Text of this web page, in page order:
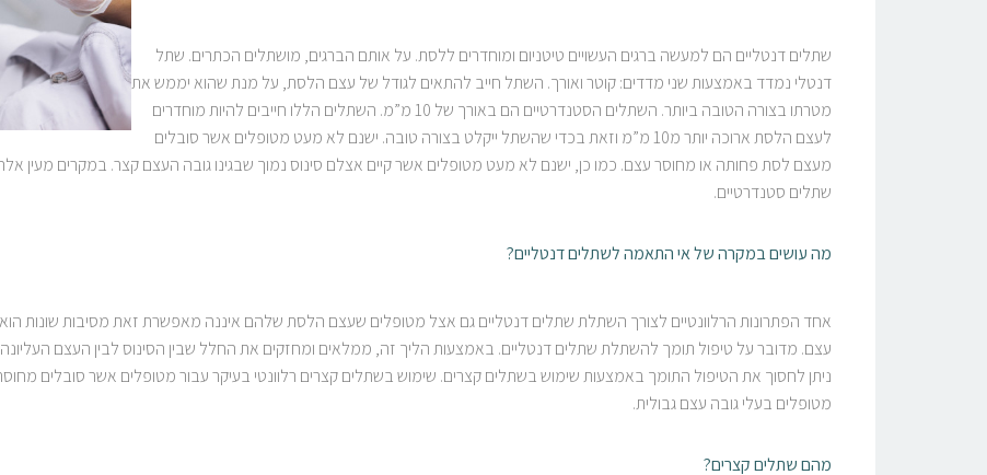
שתלים דנטליים הם למעשה ברגים העשויים טיטניום ומוחדרים ללסת. על אותם הברגים, מושתלים הכתרים. שתל
דנטלי נמדד באמצעות שני מדדים: קוטר ואורך. השתל חייב להתאים לגודל של עצם הלסת, על מנת שהוא יממש את
מטרתו בצורה הטובה ביותר. השתלים הסטנדרטיים הם באורך של 10 מ”מ. השתלים הללו חייבים להיות מוחדרים
לעצם הלסת ארוכה יותר מ10 מ”מ וזאת בכדי שהשתל ייקלט בצורה טובה. ישנם לא מעט מטופלים אשר סובלים
מעצם לסת פחותה או מחוסר עצם. כמו כן, ישנם לא מעט מטופלים אשר קיים אצלם סינוס נמוך שבגינו גובה העצם קצר. במקרים מעין
שתלים סטנדרטיים.
מה עושים במקרה של אי התאמה לשתלים דנטליים?
אחד הפתרונות הרלוונטיים לצורך השתלת שתלים דנטליים גם אצל מטופלים שעצם הלסת שלהם איננה מאפשרת זאת מסיבות שונות הוא
עצם. מדובר על טיפול תומך להשתלת שתלים דנטליים. באמצעות הליך זה, ממלאים ומחזקים את החלל שבין הסינוס לבין העצם
ניתן לחסוך את הטיפול התומך באמצעות שימוש בשתלים קצרים. שימוש בשתלים קצרים רלוונטי בעיקר עבור מטופלים אשר סובלים
מטופלים בעלי גובה עצם גבולית.
מהם שתלים קצרים?